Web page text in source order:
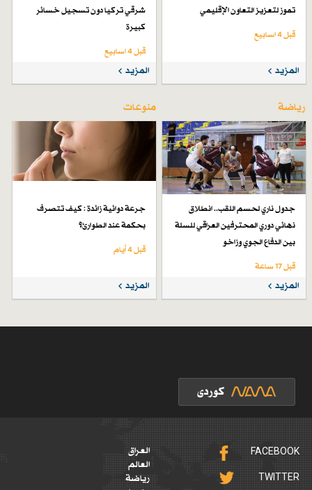
تموز لتعزيز التعاون الإقليمي
قبل 4 اسابیع
المزيد
شرقي تركيا دون تسجيل خسائر
كبيرة
قبل 4 اسابیع
المزيد
رياضة
جدول ناري لحسم اللقب.. انطلاق
نهائي دوري المحترفين العراقي للسلة
بين الدفاع الجوي وزاخو
قبل 17 ساعة
المزيد
منوعات
جرعة دوائية زائدة : كيف تتصرف
بحكمة عند الطوارئ؟
قبل 4 أيام
المزيد
FACEBOOK
TWITTER
العراق
العالم
رياضة